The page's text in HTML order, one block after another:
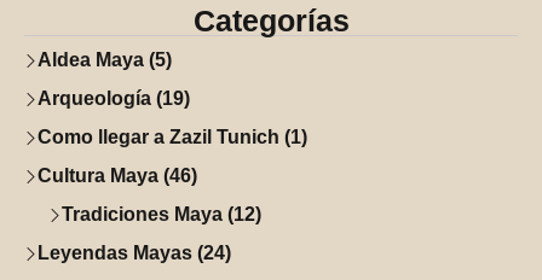
Categorías
Aldea Maya (5)
Arqueología (19)
Como llegar a Zazil Tunich (1)
Cultura Maya (46)
Tradiciones Maya (12)
Leyendas Mayas (24)